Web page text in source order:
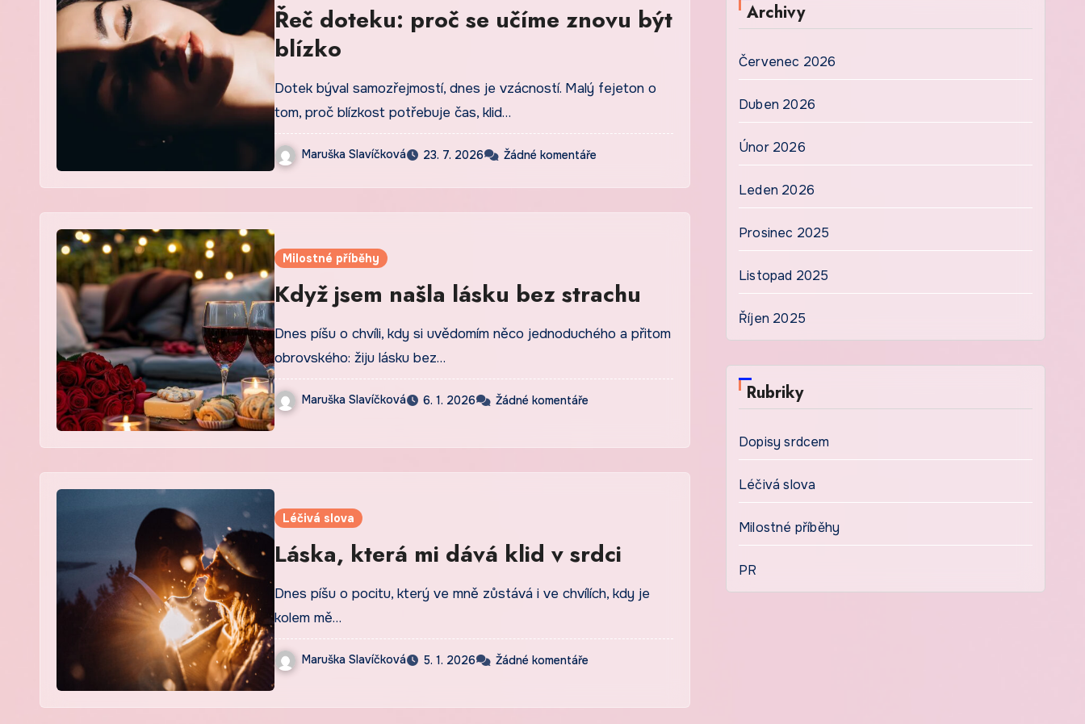
Řeč doteku: proč se učíme znovu být
blízko
Dotek býval samozřejmostí, dnes je vzácností. Malý fejeton o
tom, proč blízkost potřebuje čas, klid…
Maruška Slavíčková 23. 7. 2026 Žádné komentáře
Milostné příběhy
Když jsem našla lásku bez strachu
Dnes píšu o chvíli, kdy si uvědomím něco jednoduchého a přitom
obrovského: žiju lásku bez…
Maruška Slavíčková 6. 1. 2026 Žádné komentáře
Léčivá slova
Láska, která mi dává klid v srdci
Dnes píšu o pocitu, který ve mně zůstává i ve chvílích, kdy je
kolem mě…
Maruška Slavíčková 5. 1. 2026 Žádné komentáře
Archivy
Červenec 2026
Duben 2026
Únor 2026
Leden 2026
Prosinec 2025
Listopad 2025
Říjen 2025
Rubriky
Dopisy srdcem
Léčivá slova
Milostné příběhy
PR